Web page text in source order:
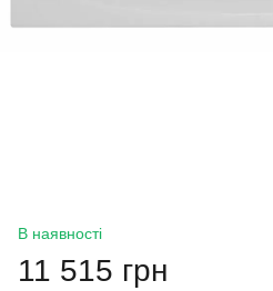
В наявності
11 515 грн